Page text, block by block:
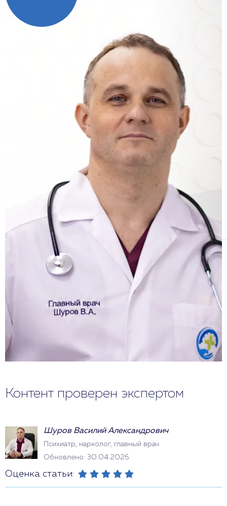
Контент проверен экспертом
Шуров Василий Александрович
Психиатр, нарколог, главный врач
Обновлено: 30.04.2026
Оценка статьи: